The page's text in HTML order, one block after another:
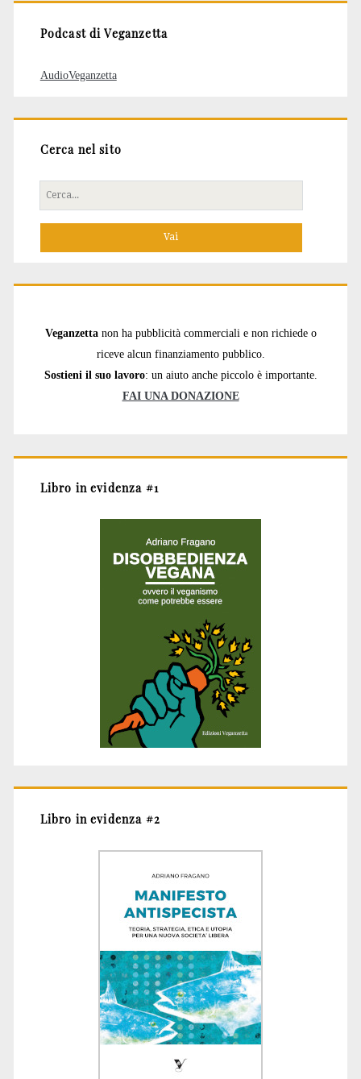
Podcast di Veganzetta
AudioVeganzetta
Cerca nel sito
Cerca
per:
Veganzetta non ha pubblicità commerciali e non richiede o
riceve alcun finanziamento pubblico.
Sostieni il suo lavoro: un aiuto anche piccolo è importante.
FAI UNA DONAZIONE
Libro in evidenza #1
Libro in evidenza #2